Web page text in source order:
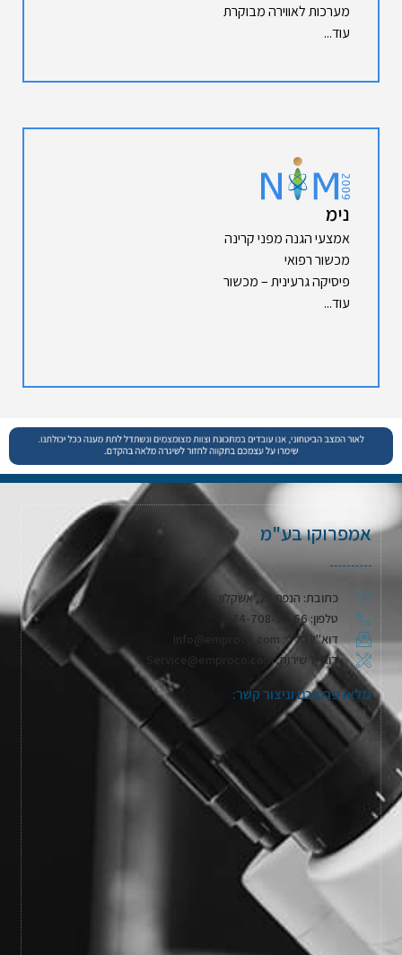
מערכות לאווירה מבוקרת
עוד...
נימ
אמצעי הגנה מפני קרינה
מכשור רפואי
פיסיקה גרעינית – מכשור
עוד...
אמפרוקו בע"מ
כתובת: הנפח 28, אשקלון
טלפון: 074-708-71-66
דוא"ל כללי: Info@emproco.com
דוא"ל שירות: Service@emproco.com
מלאו פרטיכם וניצור קשר: